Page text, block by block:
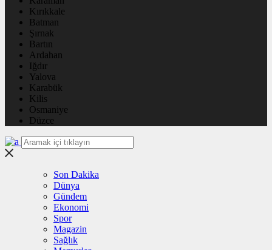
Kırıkkale
Batman
Şırnak
Bartın
Ardahan
Iğdır
Yalova
Karabük
Kilis
Osmaniye
Düzce
Son Dakika
Dünya
Gündem
Ekonomi
Spor
Magazin
Sağlık